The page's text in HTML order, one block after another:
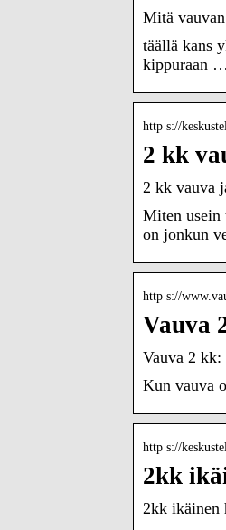
Mitä
täällä kans
kippuraan …
http s://
2 kk
2 kk vauva
Miten usein
on jonkun
http s://
Vauva
Vauva 2 kk:
Kun vauva
http s://
2kk
2kk ikäinen